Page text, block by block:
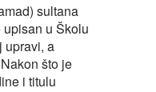
sultana
u Školu
upravi, a
što je
i titulu